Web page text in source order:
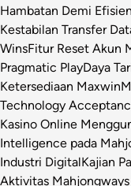
Hambatan Demi
Kestabilan Transfer
WinsFitur Reset Akun
Pragmatic PlayDaya
Ketersediaan Maxwin
Technology
Kasino Online
Intelligence pada
Industri DigitalKajian
Aktivitas